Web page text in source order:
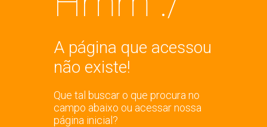
A página que acessou
não existe!
Que tal buscar o que procura no
campo abaixo ou acessar nossa
página inicial?